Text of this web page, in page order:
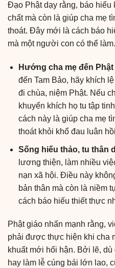
Đạo Phật dạy rằng, báo hiếu
chất mà còn là giúp cha mẹ
thoát. Đây mới là cách báo
mà một người con có thể làm.
Hướng cha mẹ đến
đến Tam Bảo, hãy khích
đi chùa, niệm Phật. Nếu
khuyến khích họ tu tập
cách này là giúp cha mẹ
thoát khỏi khổ đau luân
Sống hiếu thảo, tu thân
lương thiện, làm nhiều
nạn xã hội. Điều này
bản thân mà còn là niềm
cách báo hiếu thiết thực
Phật giáo nhấn mạnh rằng,
phải được thực hiện khi cha
khuất mới hối hận. Bởi lẽ,
hay làm lễ cúng bái lớn lao,